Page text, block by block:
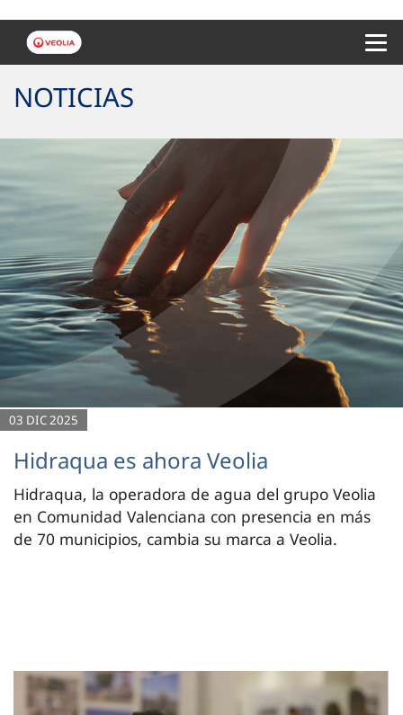
NOTICIAS
03 DIC 2025
Hidraqua es ahora Veolia
Hidraqua, la operadora de agua del grupo Veolia
en Comunidad Valenciana con presencia en más
de 70 municipios, cambia su marca a Veolia.